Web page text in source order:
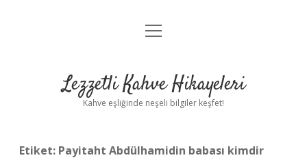
Anasayfa
Yasal Uyarı
menüyü
Lezzetli Kahve Hikayeleri
Kahve eşliğinde neşeli bilgiler keşfet!
Etiket: Payitaht Abdülhamidin babası kimdir